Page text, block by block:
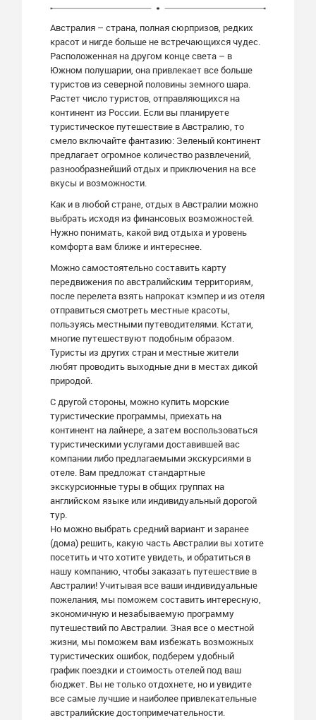
Австралия – страна, полная сюрпризов, редких
красот и нигде больше не встречающихся чудес.
Расположенная на другом конце света – в
Южном полушарии, она привлекает все больше
туристов из северной половины земного шара.
Растет число туристов, отправляющихся на
континент из России. Если вы планируете
туристическое путешествие в Австралию, то
смело включайте фантазию: Зеленый континент
предлагает огромное количество развлечений,
разнообразнейший отдых и приключения на все
вкусы и возможности.
Как и в любой стране, отдых в Австралии можно
выбрать исходя из финансовых возможностей.
Нужно понимать, какой вид отдыха и уровень
комфорта вам ближе и интереснее.
Можно самостоятельно составить карту
передвижения по австралийским территориям,
после перелета взять напрокат кэмпер и из отеля
отправиться смотреть местные красоты,
пользуясь местными путеводителями. Кстати,
многие путешествуют подобным образом.
Туристы из других стран и местные жители
любят проводить выходные дни в местах дикой
природой.
С другой стороны, можно купить морские
туристические программы, приехать на
континент на лайнере, а затем воспользоваться
туристическими услугами доставившей вас
компании либо предлагаемыми экскурсиями в
отеле. Вам предложат стандартные
экскурсионные туры в общих группах на
английском языке или индивидуальный дорогой
тур.
Но можно выбрать средний вариант и заранее
(дома) решить, какую часть Австралии вы хотите
посетить и что хотите увидеть, и обратиться в
нашу компанию, чтобы заказать путешествие в
Австралии! Учитывая все ваши индивидуальные
пожелания, мы поможем составить интересную,
экономичную и незабываемую программу
путешествий по Австралии. Зная все о местной
жизни, мы поможем вам избежать возможных
туристических ошибок, подберем удобный
график поездки и стоимость отелей под ваш
бюджет. Вы не только отдохнете, но и увидите
все самые лучшие и наиболее привлекательные
австралийские достопримечательности.